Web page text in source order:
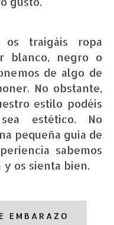
os traigáis ropa
blanco, negro o
de algo de
No obstante,
estilo podéis
estético. No
pequeña guía de
sabemos
y os sienta bien.
EMBARAZO